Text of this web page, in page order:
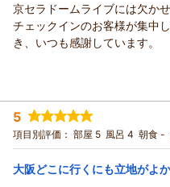
いただいたお声は今後のサー
ます。
また大阪へお越しの際は、ぜ
この度は、当館をご利用いた
立地の良さとコストパフォ
言葉を賜り、心より御礼申し
フロント
京セラドームライブには欠か
チェックインのお客様が集中
き、いつも感謝しています。
投稿者： あやちゃんさん(女性/50
宿泊プラン： 【早期割６０】［朝
場・露天風呂あり│駅まで徒歩1分
宿泊価格帯： 17,001～18,000円(
5
項目別評価： 部屋 5 風呂 4 朝食 -
大阪どこに行くにも立地がよ